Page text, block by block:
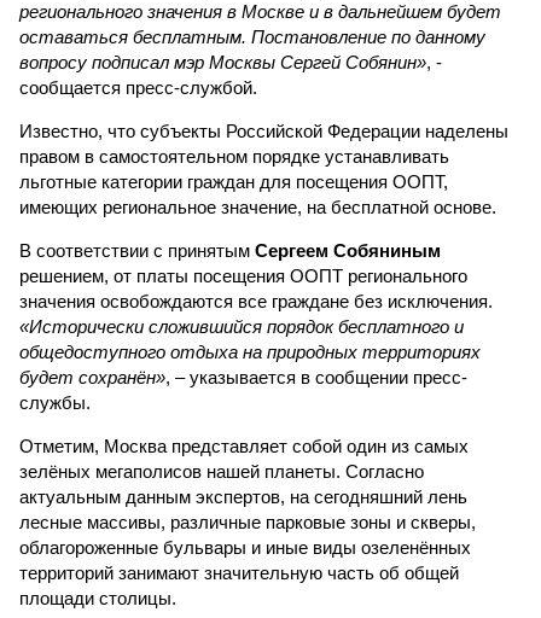
регионального значения в Москве и в дальнейшем будет
оставаться бесплатным. Постановление по данному
вопросу подписал мэр Москвы Сергей Собянин», -
сообщается пресс-службой.
Известно, что субъекты Российской Федерации наделены
правом в самостоятельном порядке устанавливать
льготные категории граждан для посещения ООПТ,
имеющих региональное значение, на бесплатной основе.
В соответствии с принятым Сергеем Собяниным
решением, от платы посещения ООПТ регионального
значения освобождаются все граждане без исключения.
«Исторически сложившийся порядок бесплатного и
общедоступного отдыха на природных территориях
будет сохранён», – указывается в сообщении пресс-
службы.
Отметим, Москва представляет собой один из самых
зелёных мегаполисов нашей планеты. Согласно
актуальным данным экспертов, на сегодняшний лень
лесные массивы, различные парковые зоны и скверы,
облагороженные бульвары и иные виды озеленённых
территорий занимают значительную часть об общей
площади столицы.